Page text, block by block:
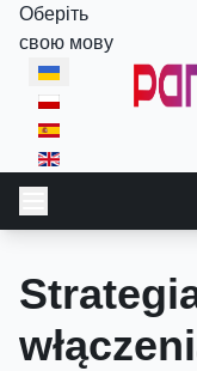
Оберіть
свою мову